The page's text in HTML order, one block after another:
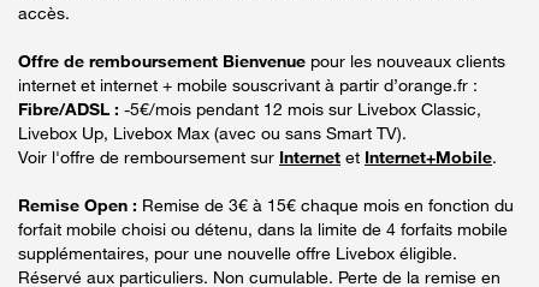
accès.
Offre de remboursement Bienvenue pour les nouveaux clients
internet et internet + mobile souscrivant à partir d’orange.fr :
Fibre/ADSL : -5€/mois pendant 12 mois sur Livebox Classic,
Livebox Up, Livebox Max (avec ou sans Smart TV).
Voir l'offre de remboursement sur Internet et Internet+Mobile.
Remise Open : Remise de 3€ à 15€ chaque mois en fonction du
forfait mobile choisi ou détenu, dans la limite de 4 forfaits mobile
supplémentaires, pour une nouvelle offre Livebox éligible.
Réservé aux particuliers. Non cumulable. Perte de la remise en